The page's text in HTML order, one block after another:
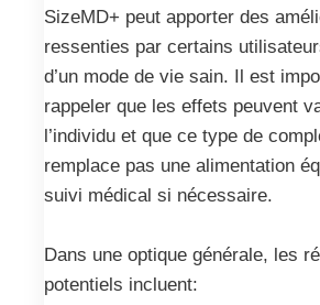
SizeMD+ peut apporter des
ressenties par certains
d’un mode de vie sain. Il est
rappeler que les effets peuvent
l’individu et que ce type de
remplace pas une alimentation
suivi médical si nécessaire.
Dans une optique générale, les
potentiels incluent: